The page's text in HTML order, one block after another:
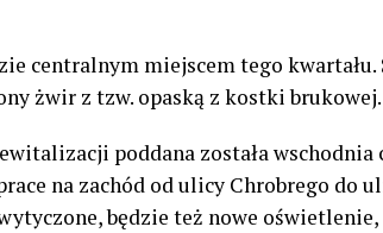
centralnym miejscem tego
żwir z tzw. opaską z kostki brukowej.
poddana została wschodnia
na zachód od ulicy Chrobrego do
będzie też nowe